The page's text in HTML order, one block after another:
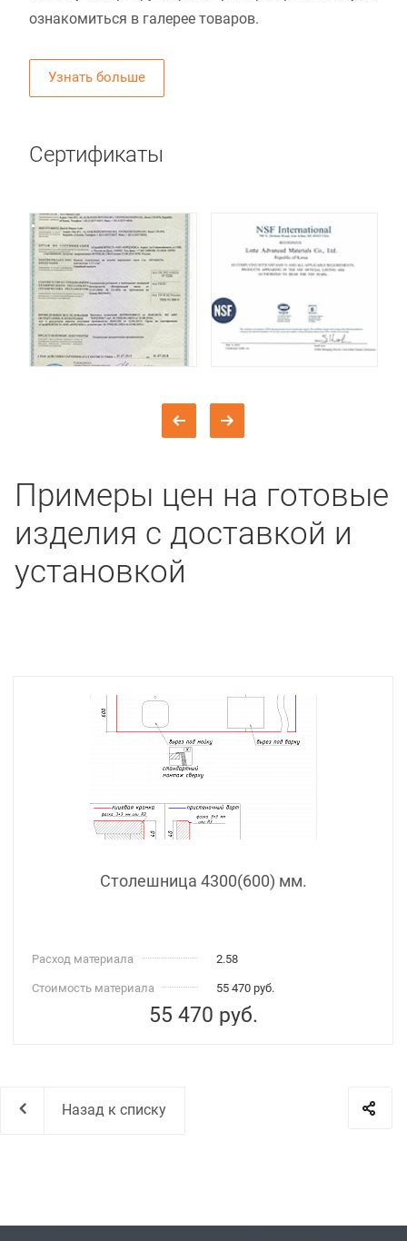
ознакомиться в галерее товаров.
Узнать больше
Сертификаты
Примеры цен на готовые
изделия с доставкой и
установкой
Столешница 4300(600) мм.
Расход материала 2.58
Стоимость материала 55 470 руб.
55 470 руб.
Назад к списку